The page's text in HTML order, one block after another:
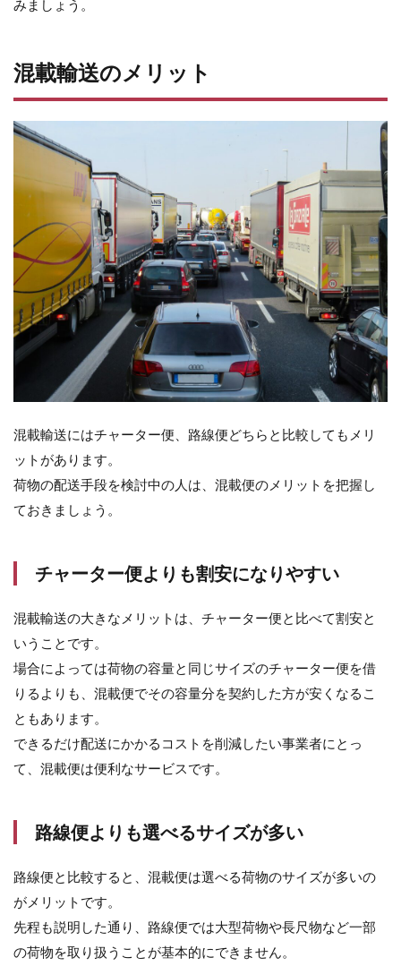
みましょう。
混載輸送のメリット
混載輸送にはチャーター便、路線便どちらと比較してもメリ
ットがあります。
荷物の配送手段を検討中の人は、混載便のメリットを把握し
ておきましょう。
チャーター便よりも割安になりやすい
混載輸送の大きなメリットは、チャーター便と比べて割安と
いうことです。
場合によっては荷物の容量と同じサイズのチャーター便を借
りるよりも、混載便でその容量分を契約した方が安くなるこ
ともあります。
できるだけ配送にかかるコストを削減したい事業者にとっ
て、混載便は便利なサービスです。
路線便よりも選べるサイズが多い
路線便と比較すると、混載便は選べる荷物のサイズが多いの
がメリットです。
先程も説明した通り、路線便では大型荷物や長尺物など一部
の荷物を取り扱うことが基本的にできません。